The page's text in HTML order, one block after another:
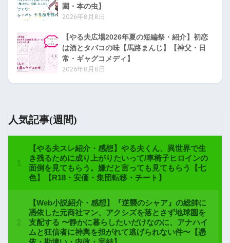
園・本の虫】
2026年8月8日
【やる夫広場2026年夏の短編祭・紹介】初恋
は酒とタバコの味【馬路まんじ】【神父・日
常・ギャグコメディ】
2026年8月8日
人気記事(週間)